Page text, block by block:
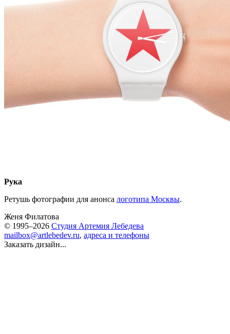
Рука
Ретушь фотографии для анонса логотипа Москвы.
Женя Филатова
© 1995–2026 Студия Артемия Лебедева
mailbox@artlebedev.ru, адреса и телефоны
Заказать дизайн...